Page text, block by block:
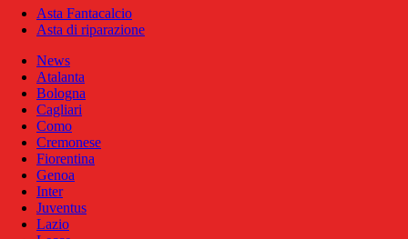
Asta Fantacalcio
Asta di riparazione
News
Atalanta
Bologna
Cagliari
Como
Cremonese
Fiorentina
Genoa
Inter
Juventus
Lazio